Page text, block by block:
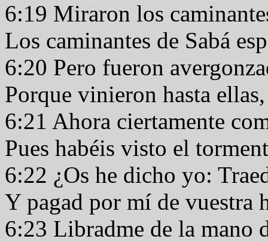
6:19 Miraron los
Los caminantes de Sabá
6:20 Pero fueron
Porque vinieron hasta
6:21 Ahora ciertamente
Pues habéis visto el
6:22 ¿Os he dicho yo:
Y pagad por mí de vuestra
6:23 Libradme de la mano